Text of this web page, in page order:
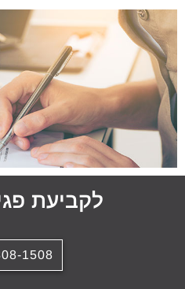
לקביעת
1508